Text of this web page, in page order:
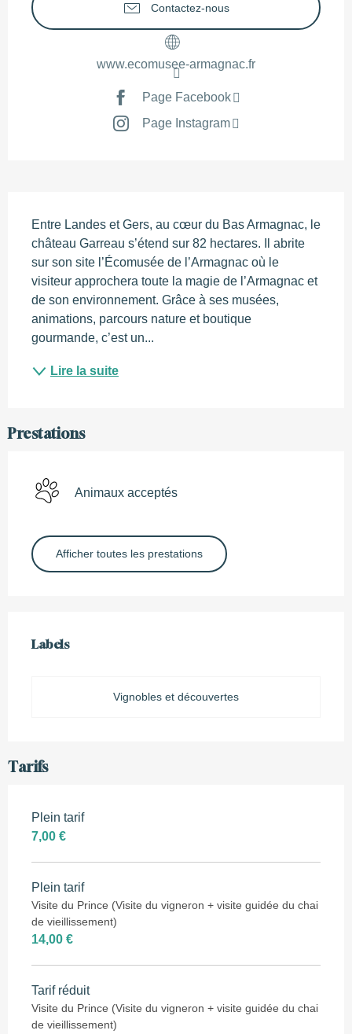
Contactez-nous
www.ecomusee-armagnac.fr
Page Facebook
Page Instagram
Entre Landes et Gers, au cœur du Bas Armagnac, le
château Garreau s’étend sur 82 hectares. Il abrite
sur son site l’Écomusée de l’Armagnac où le
visiteur approchera toute la magie de l’Armagnac et
de son environnement. Grâce à ses musées,
animations, parcours nature et boutique
gourmande, c’est un...
Lire la suite
Prestations
Animaux acceptés
Afficher toutes les prestations
Labels
Labels
Vignobles et découvertes
Tarifs
Plein tarif
7,00 €
Plein tarif
Visite du Prince (Visite du vigneron + visite guidée du chai
de vieillissement)
14,00 €
Tarif réduit
Visite du Prince (Visite du vigneron + visite guidée du chai
de vieillissement)